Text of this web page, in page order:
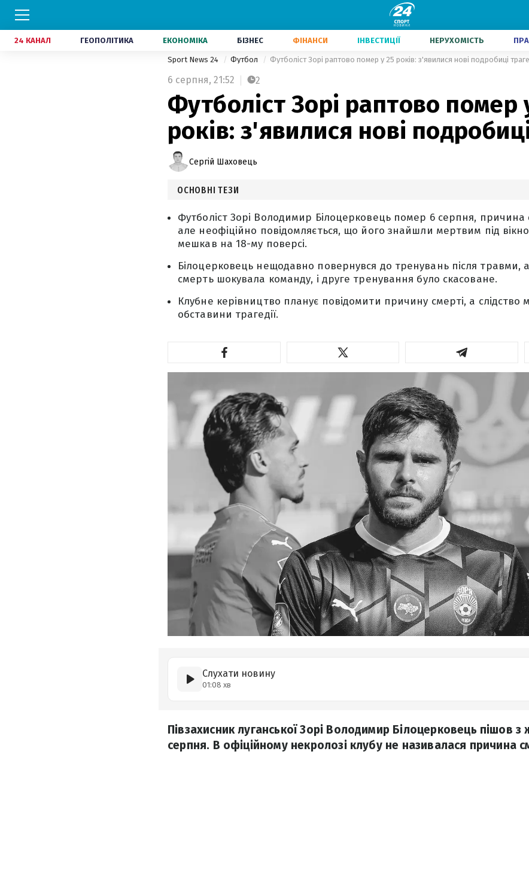
24 КАНАЛ ГЕОПОЛІТИКА ЕКОНОМІКА БІЗНЕС ФІНАНСИ ІНВЕСТИЦІЇ НЕРУХОМІСТЬ
Sport News 24 Футбол Футболіст Зорі раптово помер у 25 років: з'явилися нові подробиці
6 серпня, 21:52 2
Футболіст Зорі раптово помер
років: з'явилися нові
Сергій Шаховець
ОСНОВНІ ТЕЗИ
Футболіст Зорі Володимир Білоцерковець помер 6 серпня, причина
але неофіційно повідомляється, що його знайшли мертвим під
мешкав на 18-му поверсі.
Білоцерковець нещодавно повернувся до тренувань після травми,
смерть шокувала команду, і друге тренування було скасоване.
Клубне керівництво планує повідомити причину смерті, а слідство
обставини трагедії.
Слухати новину
01:08 хв
Півзахисник луганської Зорі Володимир Білоцерковець пішов з
серпня. В офіційному некролозі клубу не називалася причина